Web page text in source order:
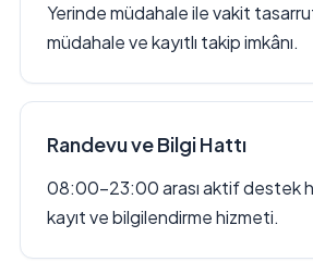
Yerinde müdahale ile vakit
müdahale ve kayıtlı takip imkânı.
Randevu ve Bilgi Hattı
08:00–23:00 arası aktif destek
kayıt ve bilgilendirme hizmeti.